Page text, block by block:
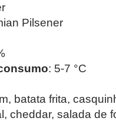
Pilsener
: 5-7 °C
batata frita,
cheddar, salada de